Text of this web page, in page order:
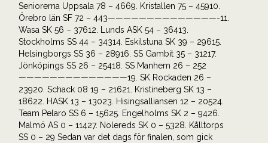
Seniorerna Uppsala 78 – 4669. Kristallen 75 – 45910.
Örebro län SF 72 – 443——————————————-11.
Wasa SK 56 – 37612. Lunds ASK 54 – 36413.
Stockholms SS 44 – 34314. Eskilstuna SK 39 – 29615.
Helsingborgs SS 36 – 28916. SS Gambit 35 – 31217.
Jönköpings SS 26 – 25418. SS Manhem 26 – 252
——————————————19. SK Rockaden 26 –
23920. Schack 08 19 – 21621. Kristineberg SK 13 –
18622. HASK 13 – 13023. Hisingsalliansen 12 – 20524.
Team Pelaro SS 6 – 15625. Engelholms SK 2 – 9426.
Malmö AS 0 – 11427. Nolereds SK 0 – 5328. Kålltorps
SS 0 – 29 Sedan var det dags för finalen, som gick